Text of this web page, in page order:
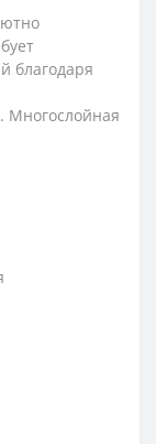
благодаря
Многослойная